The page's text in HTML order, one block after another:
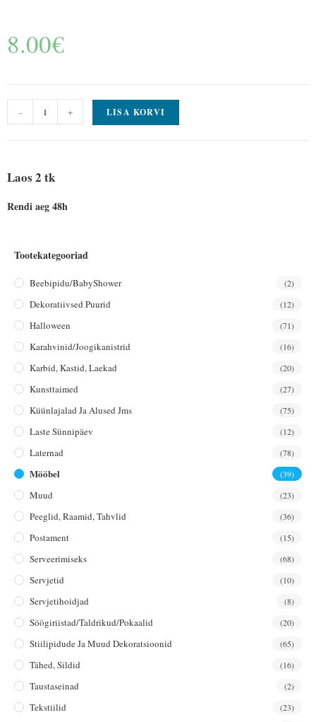
8.00€
- + LISA KORVI
Laos 2 tk
Rendi aeg 48h
Tootekategooriad
Beebipidu/BabyShower (2)
Dekoratiivsed Puurid (12)
Halloween (71)
Karahvinid/joogikanistrid (16)
Karbid, Kastid, Laekad (20)
Kunsttaimed (27)
Küünlajalad Ja Alused Jms (75)
Laste Sünnipäev (12)
Laternad (78)
Mööbel (39)
Muud (23)
Peeglid, Raamid, Tahvlid (36)
Postament (15)
Serveerimiseks (68)
Servjetid (10)
Servjetihoidjad (8)
Söögiriistad/taldrikud/pokaalid (20)
Stiilipidude Ja Muud Dekoratsioonid (65)
Tähed, Sildid (16)
Taustaseinad (2)
Tekstiilid (23)